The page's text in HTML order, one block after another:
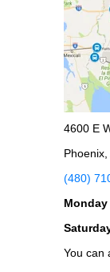
4600 E
(480)
You can